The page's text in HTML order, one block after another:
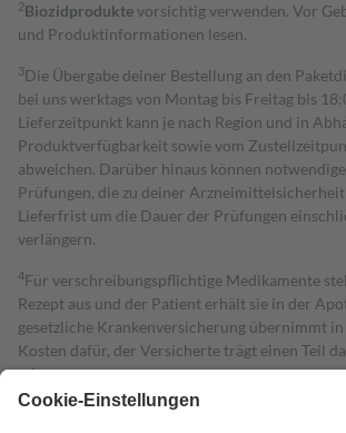
2Biozidproduktevorsichtig verwenden. Vor
und Produktinformationen lesen.
3Die Übergabe deiner Bestellung an den
bei uns werktags von Montag bis Freitag bis
Lieferzeitpunkt kann je nach Region und in
Produktverfügbarkeit sowie vom
abweichen. Darüber hinaus können
Prüfungen, die zu deiner
Lieferfrist um die Dauer der Prüfungen
verlängern.
4Für verschreibungspflichtige Medikamente
Rezept aus und der Patient erhält sie in der
gesetzliche Krankenversicherung übernimmt in
Kosten dafür, der Versicherte trägt einen Teil
mit.
Grundsätzlich leisten Mitglieder Zuzahlungen in